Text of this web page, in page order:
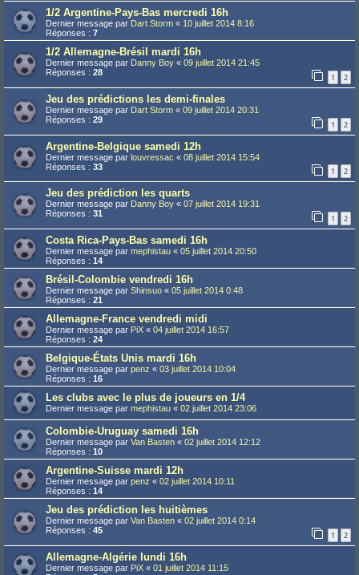
1/2 Argentine-Pays-Bas mercredi 16h
Dernier message par Dart Storm « 10 juillet 2014 8:16
Réponses : 7
1/2 Allemagne-Brésil mardi 16h
Dernier message par Danny Boy « 09 juillet 2014 21:45
Réponses : 28 1 2
Jeu des prédictions les demi-finales
Dernier message par Dart Storm « 09 juillet 2014 20:31
Réponses : 29 1 2
Argentine-Belgique samedi 12h
Dernier message par louvressac « 08 juillet 2014 15:54
Réponses : 33 1 2
Jeu des prédiction les quarts
Dernier message par Danny Boy « 07 juillet 2014 19:31
Réponses : 31 1 2
Costa Rica-Pays-Bas samedi 16h
Dernier message par mephistau « 05 juillet 2014 20:50
Réponses : 14
Brésil-Colombie vendredi 16h
Dernier message par Shinsuo « 05 juillet 2014 0:48
Réponses : 21
Allemagne-France vendredi midi
Dernier message par PiX « 04 juillet 2014 16:57
Réponses : 24
Belgique-États Unis mardi 16h
Dernier message par penz « 03 juillet 2014 10:04
Réponses : 16
Les clubs avec le plus de joueurs en 1/4
Dernier message par mephistau « 02 juillet 2014 23:06
Colombie-Uruguay samedi 16h
Dernier message par Van Basten « 02 juillet 2014 12:12
Réponses : 10
Argentine-Suisse mardi 12h
Dernier message par penz « 02 juillet 2014 10:11
Réponses : 14
Jeu des prédiction les huitièmes
Dernier message par Van Basten « 02 juillet 2014 0:14
Réponses : 45 1 2
Allemagne-Algérie lundi 16h
Dernier message par PiX « 01 juillet 2014 11:15